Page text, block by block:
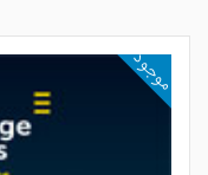
موجود